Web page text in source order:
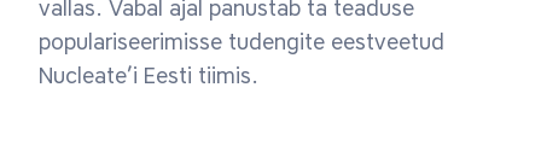
vallas. Vabal ajal panustab ta teaduse
populariseerimisse tudengite eestveetud
Nucleate’i Eesti tiimis.